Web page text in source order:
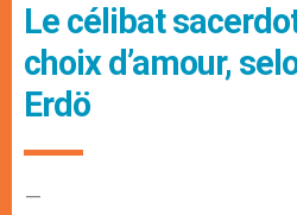
Le célibat
choix d’amour,
Erdö
–